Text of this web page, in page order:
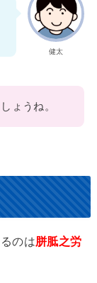
健太
ょうね。
のは胼胝之労